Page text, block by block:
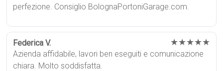
perfezione. Consiglio BolognaPortoniGarage.com.
Federica V. ★★★★★
Azienda affidabile, lavori ben eseguiti e comunicazione
chiara. Molto soddisfatta.